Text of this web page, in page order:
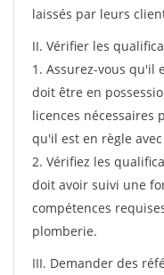
laissés par leurs
II. Vérifier les
1. Assurez-vous qu'il
doit être en
licences nécessaires
qu'il est en règle
2. Vérifiez les
doit avoir suivi une
compétences
plomberie.
III. Demander des